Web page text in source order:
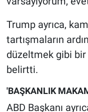
Trump ayrıca,
tartışmaların
düzeltmek gibi bir
belirtti.
'BAŞKANLIK
ABD Başkanı